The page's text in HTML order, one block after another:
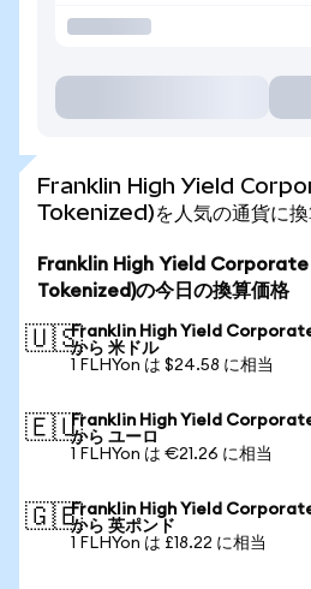
Franklin High Yield
Tokenized)を人気の通貨に換
Franklin High Yield Corporate
Tokenized)の今日の換算価格
🇺🇸Franklin High Yield
から 米ドル
1 FLHYon は $24.58 に相当
🇪🇺Franklin High Yield
から ユーロ
1 FLHYon は €21.26 に相当
🇬🇧Franklin High Yield
から 英ポンド
1 FLHYon は £18.22 に相当